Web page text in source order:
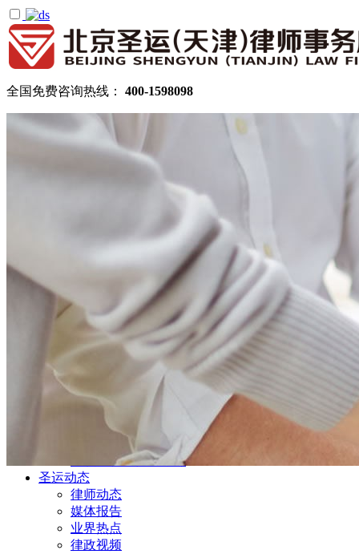
全国免费咨询热线： 400-1598098
律所公告
拆迁律师团队
民商律师团队
部门领域
公司商务部
民事纠纷部
涉外法律事务部
金融证券部
海事海商部
刑事诉讼部
知识产权法律业务部
圣运动态
律师动态
媒体报告
业界热点
律政视频